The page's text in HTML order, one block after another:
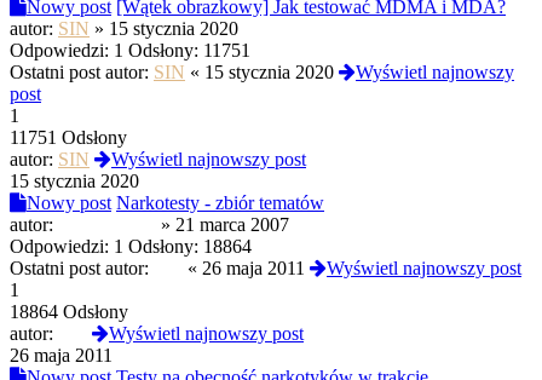
Nowy post [Wątek obrazkowy] Jak testować MDMA i MDA?
autor: SIN » 15 stycznia 2020
Odpowiedzi: 1 Odsłony: 11751
Ostatni post autor: SIN « 15 stycznia 2020
Wyświetl najnowszy
post
1
11751 Odsłony
autor: SIN
Wyświetl najnowszy post
15 stycznia 2020
Nowy post Narkotesty - zbiór tematów
autor:
» 21 marca 2007
Odpowiedzi: 1 Odsłony: 18864
Ostatni post autor:
« 26 maja 2011
Wyświetl najnowszy post
1
18864 Odsłony
autor:
Wyświetl najnowszy post
26 maja 2011